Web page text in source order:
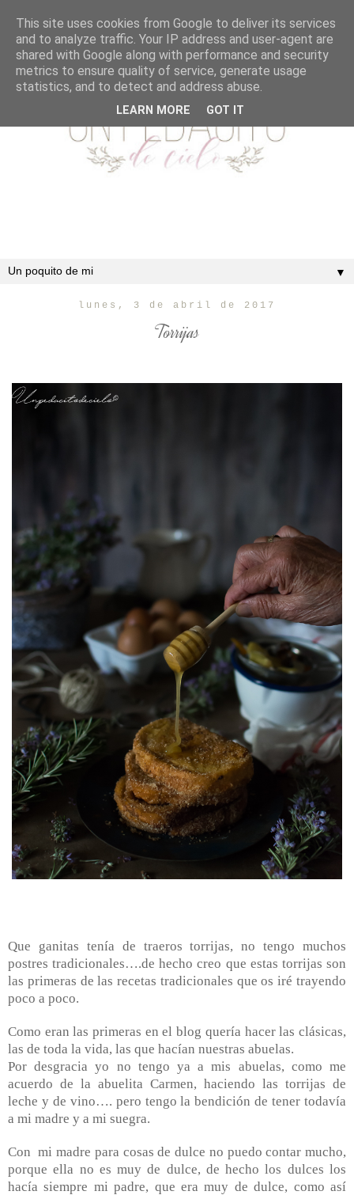
▼
lunes, 3 de abril de 2017
Torrijas
Que ganitas tenía de traeros torrijas, no tengo muchos
postres tradicionales….de hecho creo que estas torrijas son
las primeras de las recetas tradicionales que os iré trayendo
poco a poco.
Como eran las primeras en el blog quería hacer las clásicas,
las de toda la vida, las que hacían nuestras abuelas.
Por desgracia yo no tengo ya a mis abuelas, como me
acuerdo de la abuelita Carmen, haciendo las torrijas de
leche y de vino…. pero tengo la bendición de tener todavía
a mi madre y a mi suegra.
Con mi madre para cosas de dulce no puedo contar mucho,
porque ella no es muy de dulce, de hecho los dulces los
hacía siempre mi padre, que era muy de dulce, como así
This site uses cookies from Google to deliver its services
and to analyze traffic. Your IP address and user-agent are
shared with Google along with performance and security
metrics to ensure quality of service, generate usage
statistics, and to detect and address abuse.
LEARN MORE GOT IT